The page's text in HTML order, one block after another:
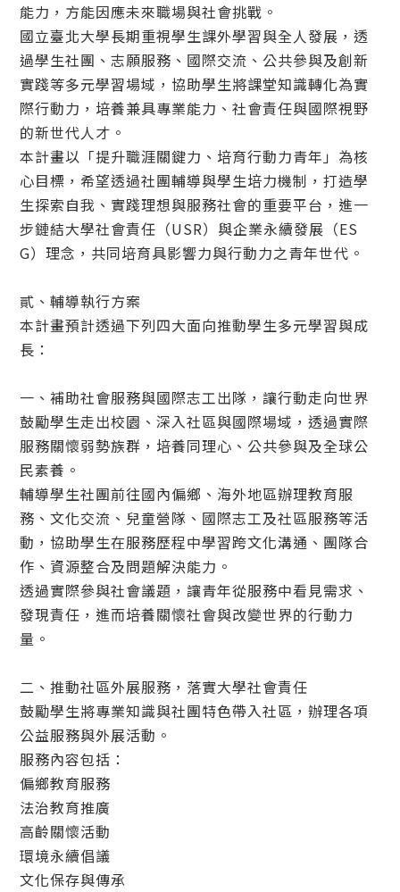
能力，方能因應未來職場與社會挑戰。
國立臺北大學長期重視學生課外學習與全人發展，透
過學生社團、志願服務、國際交流、公共參與及創新
實踐等多元學習場域，協助學生將課堂知識轉化為實
際行動力，培養兼具專業能力、社會責任與國際視野
的新世代人才。
本計畫以「提升職涯關鍵力、培育行動力青年」為核
心目標，希望透過社團輔導與學生培力機制，打造學
生探索自我、實踐理想與服務社會的重要平台，進一
步鏈結大學社會責任（USR）與企業永續發展（ES
G）理念，共同培育具影響力與行動力之青年世代。
貳、輔導執行方案
本計畫預計透過下列四大面向推動學生多元學習與成
長：
一、補助社會服務與國際志工出隊，讓行動走向世界
鼓勵學生走出校園、深入社區與國際場域，透過實際
服務關懷弱勢族群，培養同理心、公共參與及全球公
民素養。
輔導學生社團前往國內偏鄉、海外地區辦理教育服
務、文化交流、兒童營隊、國際志工及社區服務等活
動，協助學生在服務歷程中學習跨文化溝通、團隊合
作、資源整合及問題解決能力。
透過實際參與社會議題，讓青年從服務中看見需求、
發現責任，進而培養關懷社會與改變世界的行動力
量。
二、推動社區外展服務，落實大學社會責任
鼓勵學生將專業知識與社團特色帶入社區，辦理各項
公益服務與外展活動。
服務內容包括：
偏鄉教育服務
法治教育推廣
高齡關懷活動
環境永續倡議
文化保存與傳承